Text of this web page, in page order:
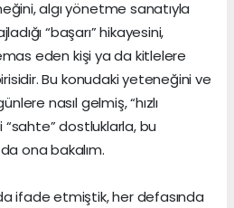
algı yönetme sanatıyla
“başarı” hikayesini,
eden kişi ya da kitlelere
Bu konudaki yeteneğini ve
nasıl gelmiş, “hızlı
“sahte” dostluklarla, bu
ona bakalım.
ifade etmiştik, her defasında